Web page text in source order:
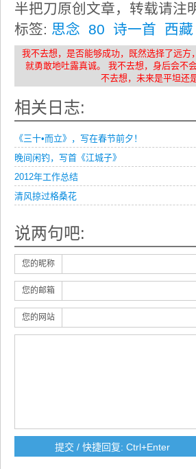
半把刀原创文章，转载请注
标签: 思念 80 诗一首 西藏
我不去想，是否能够成功，既然选择了远
就勇敢地吐露真诚。 我不去想，身后会不
不去想，未来是平坦还
相关日志:
《三十•而立》，写在春节前夕！
晚间闲钓，写首《江城子》
2012年工作总结
清风掠过格桑花
说两句吧:
您的昵称
您的邮箱
您的网站